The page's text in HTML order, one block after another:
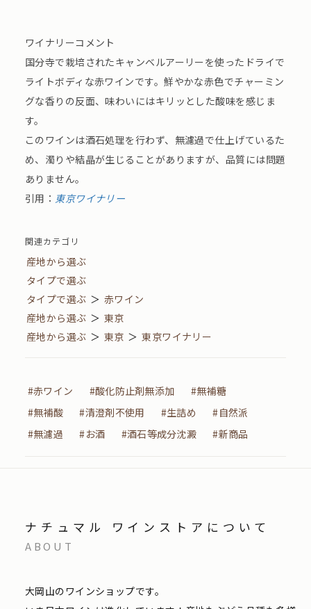
ワイナリーコメント
国分寺で栽培されたキャンベルアーリーを使ったドライで
ライトボディな赤ワインです。鮮やかな赤色でチャーミン
グな香りの反面、味わいにはキリッとした酸味を感じま
す。
このワインは酒石処理を行わず、無濾過で仕上げているた
め、濁りや結晶が生じることがありますが、品質には問題
ありません。
引用： 東京ワイナリー
関連カテゴリ
産地から選ぶ
タイプで選ぶ
タイプで選ぶ ＞ 赤ワイン
産地から選ぶ ＞ 東京
産地から選ぶ ＞ 東京 ＞ 東京ワイナリー
#赤ワイン #酸化防止剤無添加
#無補糖
#無補酸
#清澄剤不使用 #生詰め
#自然派
#無濾過
#お酒 #酒石等成分沈澱 #新商品
ナチュマル ワインストアについて
ABOUT
大岡山のワインショップです。